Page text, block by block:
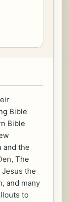
Bible
Bible
and the
The
Jesus the
and many
to